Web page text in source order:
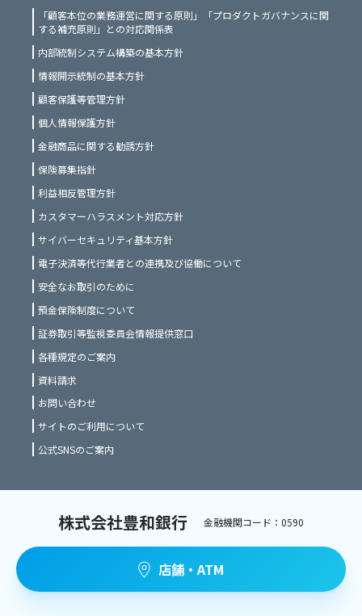
「顧客本位の業務運営に関する原則」「プロダクトガバナンスに関
する補充原則」との対応関係表
内部統制システム構築の基本方針
情報開示統制の基本方針
顧客保護等管理方針
個人情報保護方針
金融商品に関する勧誘方針
保険募集指針
利益相反管理方針
カスタマーハラスメント対応方針
サイバーセキュリティ基本方針
電子決済等代行業者との連携及び協働について
安全なお取引のために
預金保険制度について
証券取引等監視委員会情報提供窓口
各種規定のご案内
資料請求
お問い合わせ
サイトのご利用について
公式SNSのご案内
株式会社豊和銀行 金融機関コード：0590
店舗・ATM